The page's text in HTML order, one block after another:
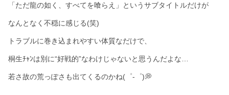
「ただ龍の如く、すべてを喰らえ」というサブタイトルだけが
なんとなく不穏に感じる(笑)
トラブルに巻き込まれやすい体質なだけで、
桐生ﾁｬﾝは別に“好戦的”なわけじゃないと思うんだよな…
若さ故の荒っぽさも出てくるのかね(゜-゜)💭